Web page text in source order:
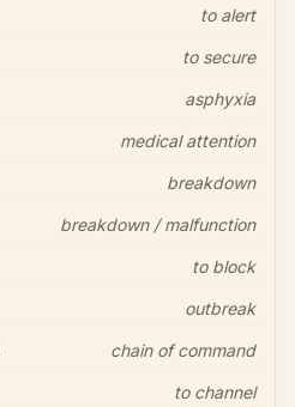
to alert
to secure
asphyxia
medical attention
breakdown
breakdown / malfunction
to block
outbreak
chain of command
to channel